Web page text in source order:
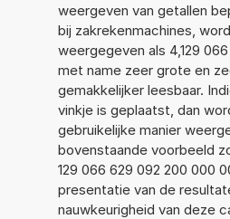
weergeven van getallen
bij zakrekenmachines,
weergegeven als 4,129
met name zeer grote en
gemakkelijker leesbaar.
vinkje is geplaatst, dan
gebruikelijke manier
bovenstaande voorbeeld
129 066 629 092 200 000
presentatie van de
nauwkeurigheid van deze